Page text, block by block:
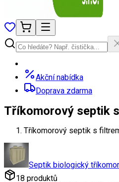
Akční nabídka
Doprava zdarma
Tříkomorový septik
Tříkomorový septik s
Septik biologický
18 produktů